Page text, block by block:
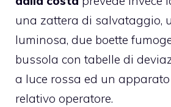
una zattera di salvataggio,
luminosa, due boette
bussola con tabelle di
a luce rossa ed un apparato
relativo operatore.